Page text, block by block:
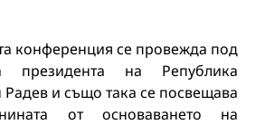
конференция се провежда под
президента на Република
и също така се посвещава
от основаването на